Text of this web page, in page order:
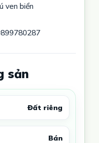
ven biển
sản
Đất riêng
Bán